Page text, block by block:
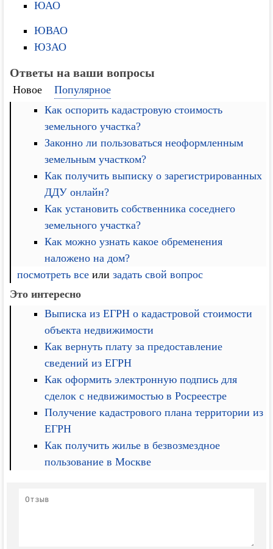
ЮАО
ЮВАО
ЮЗАО
Ответы на ваши вопросы
Новое
Популярное
Как оспорить кадастровую стоимость
земельного участка?
Законно ли пользоваться неоформленным
земельным участком?
Как получить выписку о зарегистрированных
ДДУ онлайн?
Как установить собственника соседнего
земельного участка?
Как можно узнать какое обременения
наложено на дом?
посмотреть все илизадать свой вопрос
Это интересно
Выписка из ЕГРН о кадастровой стоимости
объекта недвижимости
Как вернуть плату за предоставление
сведений из ЕГРН
Как оформить электронную подпись для
сделок с недвижимостью в Росреестре
Получение кадастрового плана территории из
ЕГРН
Как получить жилье в безвозмездное
пользование в Москве